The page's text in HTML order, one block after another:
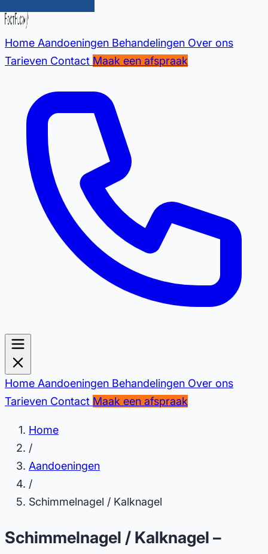
Home Aandoeningen Behandelingen Over ons
Tarieven Contact Maak een afspraak
Home Aandoeningen Behandelingen Over ons
Tarieven Contact Maak een afspraak
Home
/
Aandoeningen
/
Schimmelnagel / Kalknagel
Schimmelnagel / Kalknagel –